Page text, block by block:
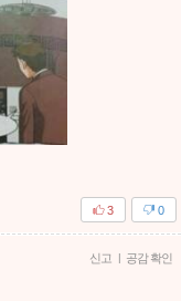
0
3
신고 | 공감 확인